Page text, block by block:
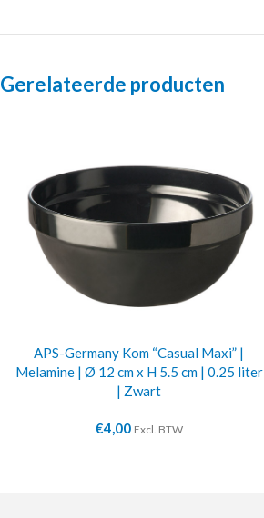
Gerelateerde producten
APS-Germany Kom “Casual Maxi” |
Melamine | Ø 12 cm x H 5.5 cm | 0.25 liter
| Zwart
€4,00 Excl. BTW